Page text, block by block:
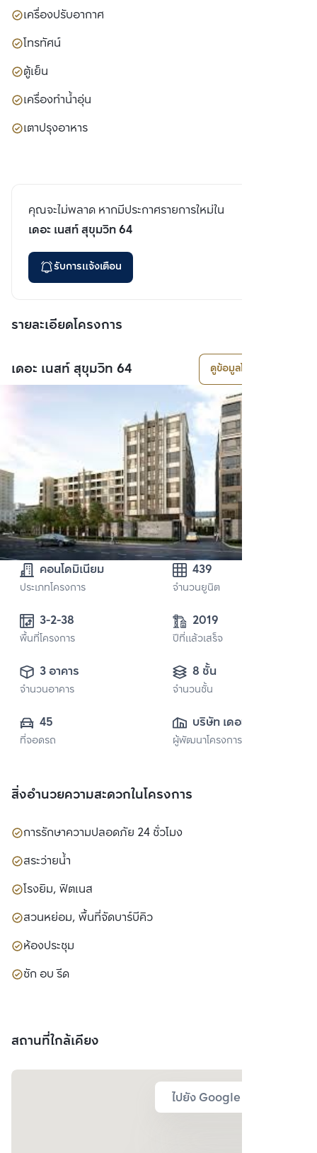
เครื่องปรับอากาศ
โทรทัศน์
ตู้เย็น
เครื่องทำน้ำอุ่น
เตาปรุงอาหาร
คุณจะไม่พลาด หากมีประกาศรายการใหม่ใน
เดอะ เนสท์ สุขุมวิท 64
รับการแจ้งเตือน
รายละเอียดโครงการ
เดอะ เนสท์ สุขุมวิท 64 ดูข้อมูลโครงการ
คอนโดมิเนียม
ประเภทโครงการ
439
จำนวนยูนิต
พื้นที่โครงการ
2019
ปีที่แล้วเสร็จ
3 อาคาร
จำนวนอาคาร
8 ชั้น
จำนวนชั้น
45
ที่จอดรถ
บริษัท เดอะ เนสท์
พร็อพเพอร์ตี้ จำกัด
ผู้พัฒนาโครงการ
สิ่งอำนวยความสะดวกในโครงการ
การรักษาความปลอดภัย 24 ชั่วโมง
สระว่ายน้ำ
โรงยิม, ฟิตเนส
สวนหย่อม, พื้นที่จัดบาร์บีคิว
ห้องประชุม
ซัก อบ รีด
สถานที่ใกล้เคียง
ไปยัง Google Map